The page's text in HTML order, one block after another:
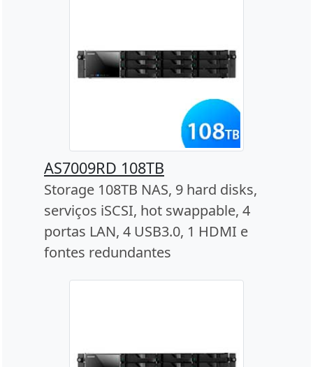
AS7009RD 108TB
Storage 108TB NAS, 9 hard disks,
serviços iSCSI, hot swappable, 4
portas LAN, 4 USB3.0, 1 HDMI e
fontes redundantes